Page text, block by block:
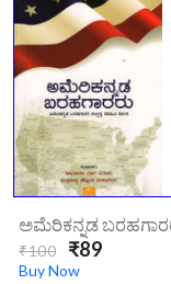
₹100 ₹89
Buy Now